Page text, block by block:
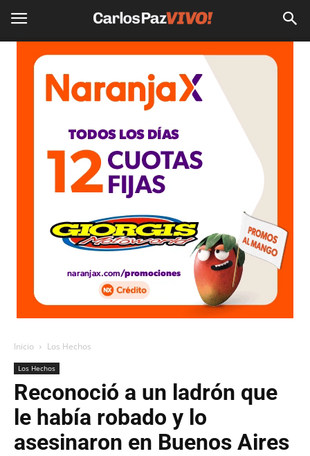
Inicio Los Hechos
Los Hechos
Reconoció a un ladrón que
le había robado y lo
asesinaron en Buenos Aires